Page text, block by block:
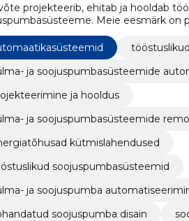
projekteerib, ehitab ja hooldab
Meie eesmärk on
ja soojuspumbasüsteemide
ja hooldus
ja soojuspumbasüsteemide
kütmislahendused
soojuspumbasüsteemid
ja soojuspumba
soojuspumba disain